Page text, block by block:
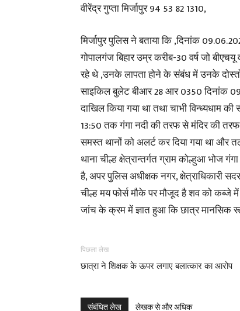
वीरेंद्र गुप्ता मिर्जापुर 94 53 82 1310,
मिर्जापुर पुलिस ने बताया कि ,दिनांक
गोपालगंज बिहार उम्र करीब-30 वर्ष जो
रहे थे ,उनके लापता होने के संबंध में उनके दोस्तों
साइकिल बुलेट बीआर 28 आर 0350 दिनांक
दाखिल किया गया था तथा चाभी विन्ध्यधाम
13:50 तक गंगा नदी की तरफ से मंदिर की
समस्त थानों को अलर्ट कर दिया गया था और
थाना चील्ह क्षेत्रान्तर्गत ग्राम कोल्हुआ भोज
है, अपर पुलिस अधीक्षक नगर, क्षेत्राधिकारी सदर
चील्ह मय फोर्स मौके पर मौजूद है शव को कब्जे में
जांच के क्रम में ज्ञात हुआ कि छात्र मानसिक
पिछला लेख
छात्रा ने शिक्षक के ऊपर लगाए बलात्कार का आरोप
संबंधित लेख लेखक से और अधिक